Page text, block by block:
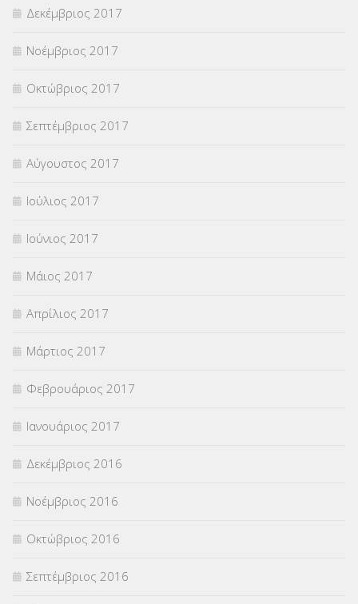
Δεκέμβριος 2017
Νοέμβριος 2017
Οκτώβριος 2017
Σεπτέμβριος 2017
Αύγουστος 2017
Ιούλιος 2017
Ιούνιος 2017
Μάιος 2017
Απρίλιος 2017
Μάρτιος 2017
Φεβρουάριος 2017
Ιανουάριος 2017
Δεκέμβριος 2016
Νοέμβριος 2016
Οκτώβριος 2016
Σεπτέμβριος 2016